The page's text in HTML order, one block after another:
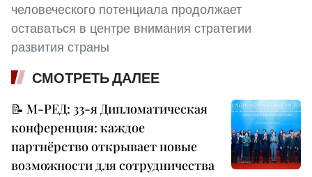
человеческого потенциала продолжает
оставаться в центре внимания стратегии
развития страны
СМОТРЕТЬ ДАЛЕЕ
📝 М-РЕД: 33-я Дипломатическая
конференция: каждое
партнёрство открывает новые
возможности для сотрудничества